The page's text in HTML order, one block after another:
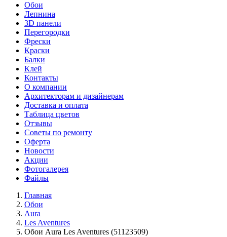
Обои
Лепнина
3D панели
Перегородки
Фрески
Краски
Балки
Клей
Контакты
О компании
Архитекторам и дизайнерам
Доставка и оплата
Таблица цветов
Отзывы
Советы по ремонту
Оферта
Новости
Акции
Фотогалерея
Файлы
Главная
Обои
Aura
Les Aventures
Обои Aura Les Aventures (51123509)